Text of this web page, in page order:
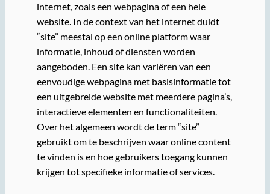
internet, zoals een webpagina of een hele
website. In de context van het internet duidt
“site” meestal op een online platform waar
informatie, inhoud of diensten worden
aangeboden. Een site kan variëren van een
eenvoudige webpagina met basisinformatie tot
een uitgebreide website met meerdere pagina’s,
interactieve elementen en functionaliteiten.
Over het algemeen wordt de term “site”
gebruikt om te beschrijven waar online content
te vinden is en hoe gebruikers toegang kunnen
krijgen tot specifieke informatie of services.